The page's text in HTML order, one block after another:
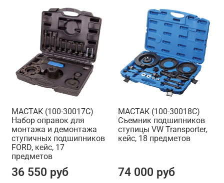
МАСТАК (100-30017C)
Набор оправок для
монтажа и демонтажа
ступичных подшипников
FORD, кейс, 17
предметов
36 550 руб
МАСТАК (100-30018C)
Съемник подшипников
ступицы VW Transporter,
кейс, 18 предметов
74 000 руб